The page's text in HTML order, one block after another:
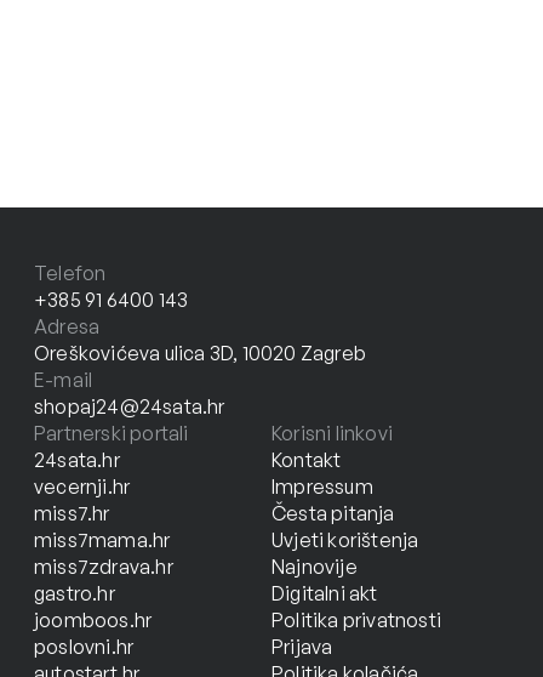
Telefon
+385 91 6400 143
Adresa
Oreškovićeva ulica 3D, 10020 Zagreb
E-mail
shopaj24@24sata.hr
Partnerski portali
24sata.hr
vecernji.hr
miss7.hr
miss7mama.hr
miss7zdrava.hr
gastro.hr
joomboos.hr
poslovni.hr
Korisni linkovi
Kontakt
Impressum
Česta pitanja
Uvjeti korištenja
Najnovije
Digitalni akt
Politika privatnosti
Prijava